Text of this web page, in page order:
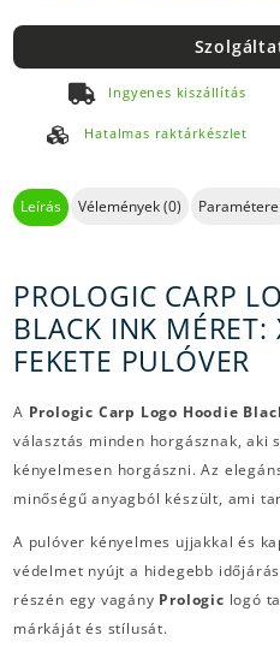
Ingyenes kiszállítás
Hatalmas raktárkészlet
Leírás Vélemények (0)
PROLOGIC CARP
BLACK INK MÉRET:
FEKETE PULÓVER
A Prologic Carp Logo Hoodie
választás minden horgásznak, aki
kényelmesen horgászni. Az
minőségű anyagból készült, ami
A pulóver kényelmes ujjakkal és
védelmet nyújt a hidegebb
részén egy vagány Prologic logó
márkáját és stílusát.